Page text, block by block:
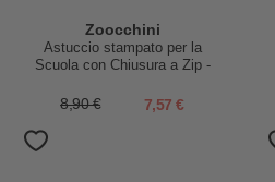
Zoocchini
Astuccio stampato per la
Scuola con Chiusura a Zip -
8,90 € 7,57 €